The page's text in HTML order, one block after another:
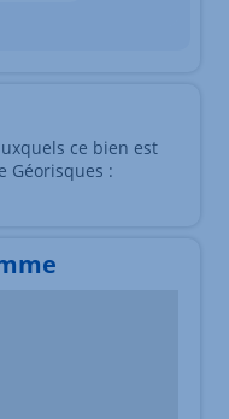
ce bien est
Géorisques :